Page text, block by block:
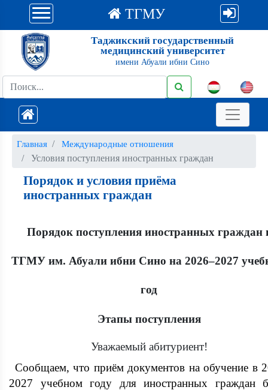
ТГМУ
Таджикский государственный
медицинский университет
имени Абуали ибни Сино
Главная Международные отношения
Условия поступления иностранных граждан
Порядок и условия приёма
иностранных граждан
Порядок поступления иностранных граждан
ТГМУ им. Абуали ибни Сино на 2026–2027
год
Этапы поступления
Уважаемый абитуриент!
Сообщаем, что приём документов на обучение в
2027 учебном году для иностранных граждан